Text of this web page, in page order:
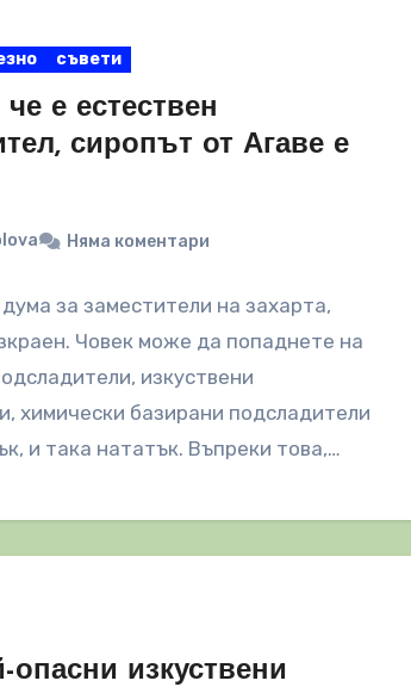
съвети
е естествен
сиропът от Агаве е
Няма коментари
за заместители на захарта,
Човек може да попаднете на
изкуствени
химически базирани подсладители
и така нататък. Въпреки това,…
опасни изкуствени